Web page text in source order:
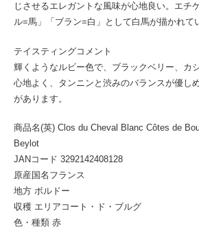
じさせるエレガントな風味が心地良い。エチ
ル=馬」「ブラン=白」として白馬が描かれて
テイスティングコメント
輝くようなルビー色で、ブラックベリー、カ
心地よく、タンニンと渋みのバランスが優し
があります。
商品名(英) Clos du Cheval Blanc Côtes de
Beylot
JANコード 3292142408128
原産国名フランス
地方 ボルドー
収穫 エリアコート・ド・ブルグ
色・種類 赤